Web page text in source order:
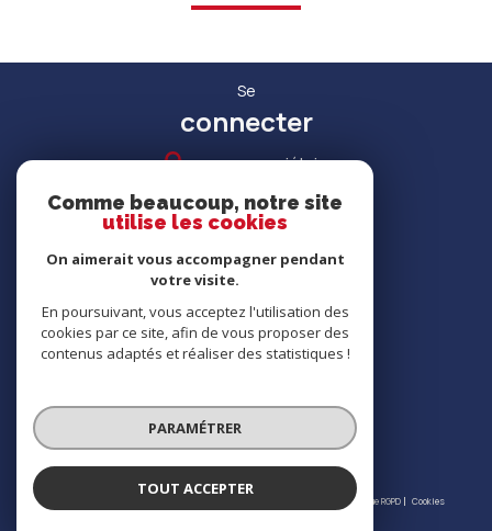
Se
connecter
espace propriétaire
Nous
© 2026 | Tous droits réservés | Traduction powered by Google |
Politique RGPD Cookies
Comme beaucoup, notre site
utilise les cookies
On aimerait vous accompagner pendant
votre visite.
En poursuivant, vous acceptez l'utilisation des
cookies par ce site, afin de vous proposer des
contenus adaptés et réaliser des statistiques !
PARAMÉTRER
TOUT ACCEPTER